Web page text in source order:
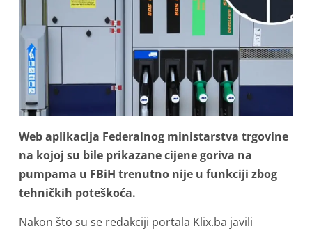
Web aplikacija Federalnog ministarstva trgovine
na kojoj su bile prikazane cijene goriva na
pumpama u FBiH trenutno nije u funkciji zbog
tehničkih poteškoća.
Nakon što su se redakciji portala Klix.ba javili